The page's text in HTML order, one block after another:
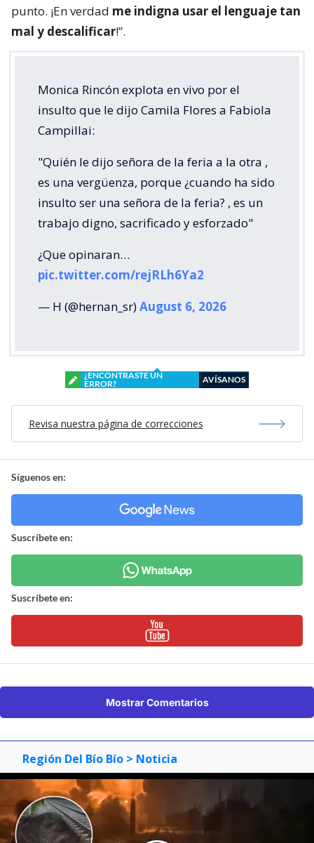
punto. ¡En verdad me indigna usar el lenguaje tan
mal y descalificar!”.
Monica Rincón explota en vivo por el
insulto que le dijo Camila Flores a Fabiola
Campillai:
"Quién le dijo señora de la feria a la otra ,
es una vergüenza, porque ¿cuando ha sido
insulto ser una señora de la feria? , es un
trabajo digno, sacrificado y esforzado"
¿Que opinaran…
pic.twitter.com/rejRLh6Ya2
— H (@hernan_sr)August 6, 2026
¿ENCONTRASTE UN
ERROR?
AVÍSANOS
Revisa nuestra página de correcciones
Síguenos en:
Suscríbete en:
Suscríbete en:
Mostrar Comentarios
Región Del Bío Bío > Noticia